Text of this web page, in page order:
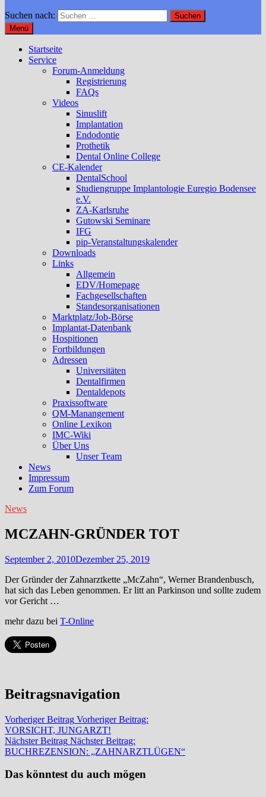
Suchen nach:
Menü
Startseite
Service
Forum-Anmeldung
Registrierung
FAQs
Videos
Sinuslift
Implantation
Endodontie
Prothetik
Dental Online College
CE-Kalender
DentalSchool
Studiengruppe Implantologie Euregio Bodensee
e.V.
ZA-Karlsruhe
Gutowski Seminare
IFG
pip-Veranstaltungskalender
Downloads
Links
Allgemein
EDV/Homepage
Fachgesellschaften
Standesorganisationen
Marktplatz/Job-Börse
Implantat-Datenbank
Hospitionen
Fortbildungen
Adressen
Universitäten
Dentalfirmen
Dentaldepots
Praxissoftware
QM-Manangement
Online Lexikon
IMC-Wiki
Über Uns
Unser Team
News
Impressum
Zum Forum
News
MCZAHN-GRÜNDER TOT
September 2, 2010Dezember 25, 2019
Der Gründer der Zahnarztkette „McZahn“, Werner Brandenbusch,
hat sich das Leben genommen. Er litt an Parkinson und sollte zudem
vor Gericht …
mehr dazu bei T-Online
Beitragsnavigation
Vorheriger Beitrag Vorheriger Beitrag:
VORSICHT, JUNGARZT!
Nächster Beitrag Nächster Beitrag:
BUCHREZENSION: „ZAHNARZTLÜGEN“
Das könntest du auch mögen